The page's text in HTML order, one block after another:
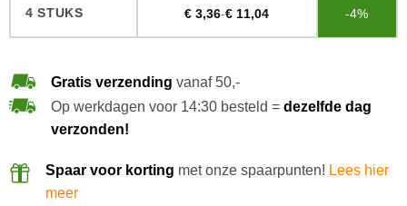
4 STUKS € 3,36-€ 11,04 -4%
Gratis verzending vanaf 50,-
Op werkdagen voor 14:30 besteld = dezelfde dag
verzonden!
Spaar voor korting met onze spaarpunten! Lees hier
meer